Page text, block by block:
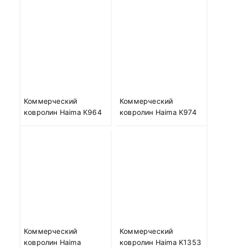
Коммерческий
ковролин Haima К964
Коммерческий
ковролин Haima К974
Коммерческий
ковролин Haima
Коммерческий
ковролин Haima K1353